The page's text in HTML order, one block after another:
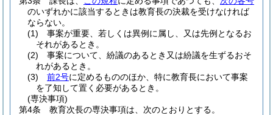
のいずれかに該当するときは教育長の決裁を受けなければ
ならない。
(1)
事案が重要、若しくは異例に属し、又は先例となるお
それがあるとき。
(2)
事案について、紛議のあるとき又は紛議を生ずるおそ
れがあるとき。
(3)
前2号に定めるもののほか、特に教育長において事案
を了知して置く必要があるとき。
(専決事項)
第4条
教育次長の専決事項は、次のとおりとする。